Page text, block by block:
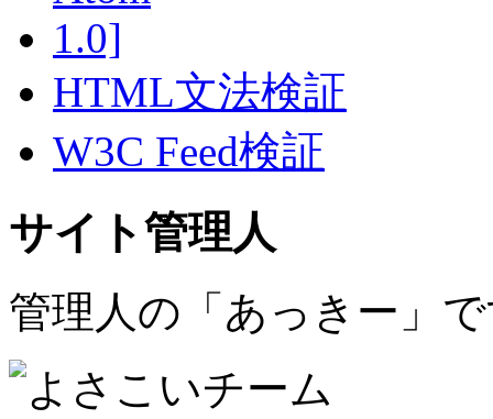
HTML文法検証
W3C Feed検証
サイト管理人
管理人の「あっきー」